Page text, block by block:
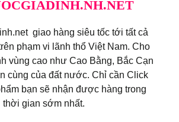
giao hàng siêu tốc tới tất cả
phạm vi lãnh thổ Việt Nam. Cho
vùng cao như Cao Bằng, Bắc Cạn
cùng của đất nước. Chỉ cần Click
bạn sẽ nhận được hàng trong
thời gian sớm nhất.